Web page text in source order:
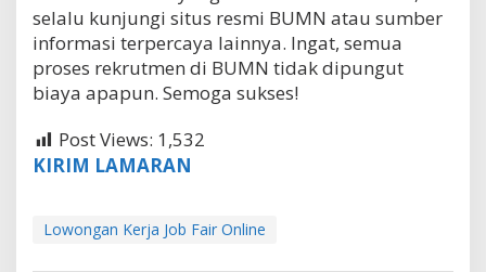
selalu kunjungi situs resmi BUMN atau sumber
informasi terpercaya lainnya. Ingat, semua
proses rekrutmen di BUMN tidak dipungut
biaya apapun. Semoga sukses!
Post Views: 1,532
KIRIM LAMARAN
Lowongan Kerja Job Fair Online